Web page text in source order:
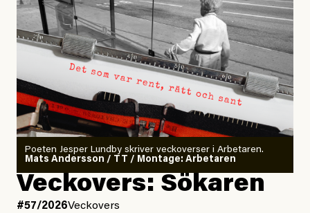
Poeten Jesper Lundby skriver veckoverser i Arbetaren.
Mats Andersson / TT / Montage: Arbetaren
Veckovers: Sökaren
#57/2026Veckovers